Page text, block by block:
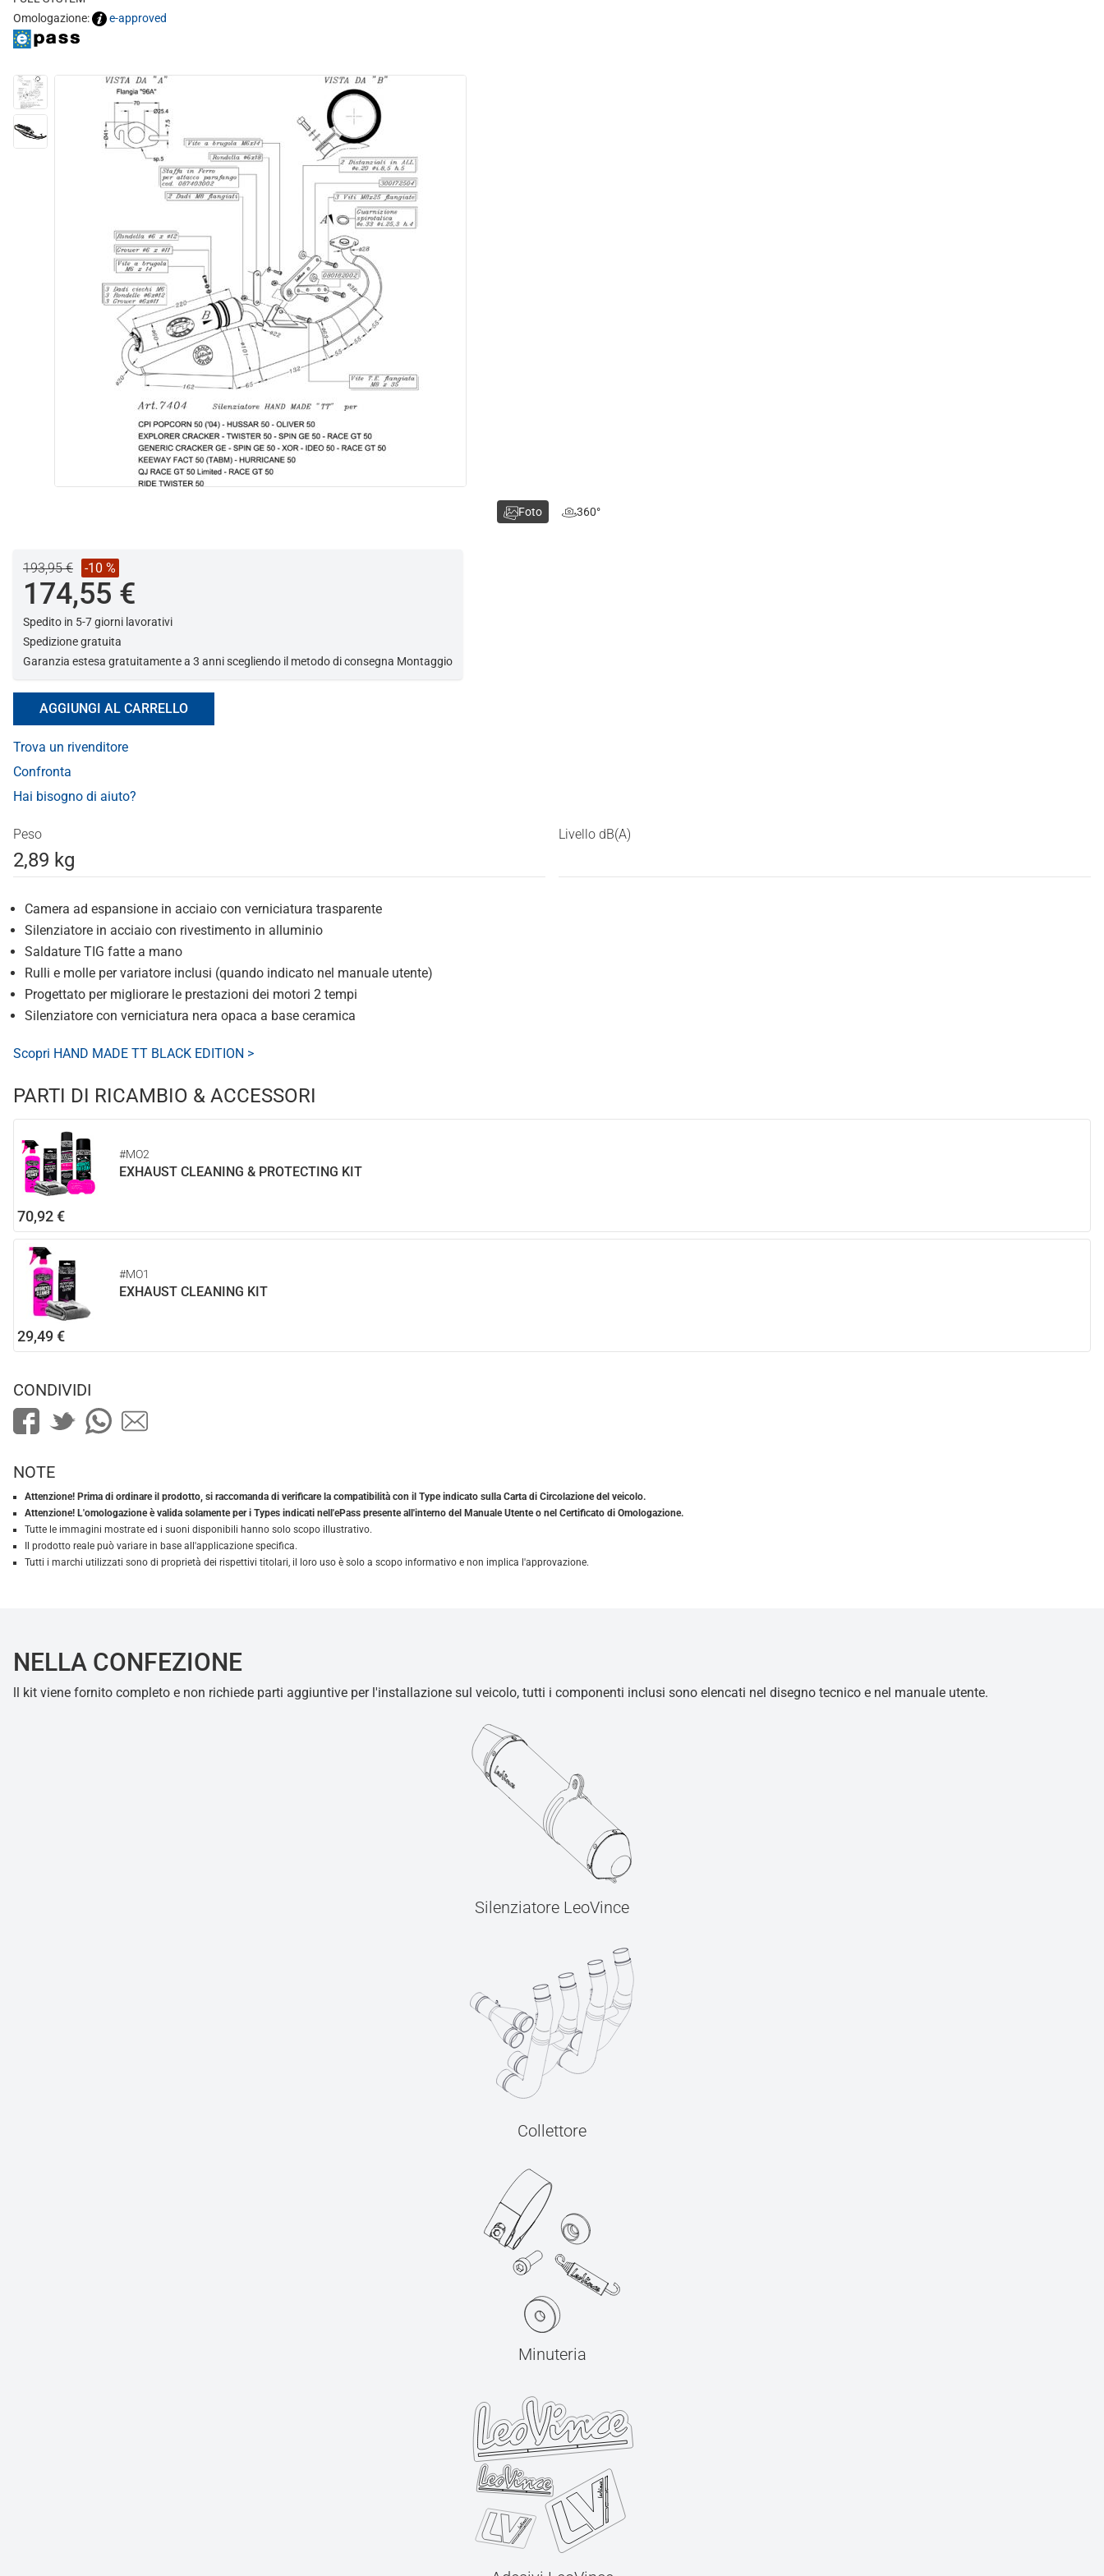
Omologazione:
e-approved
193,95 € -10 %
174,55 €
Spedito in 5-7 giorni lavorativi
Spedizione gratuita
Garanzia estesa gratuitamente a 3 anni scegliendo il metodo di consegna Montaggio
AGGIUNGI AL CARRELLO
Trova un rivenditore
Confronta
Hai bisogno di aiuto?
Peso
2,89 kg
Livello dB(A)
Camera ad espansione in acciaio con verniciatura trasparente
Silenziatore in acciaio con rivestimento in alluminio
Saldature TIG fatte a mano
Rulli e molle per variatore inclusi (quando indicato nel manuale utente)
Progettato per migliorare le prestazioni dei motori 2 tempi
Silenziatore con verniciatura nera opaca a base ceramica
Scopri HAND MADE TT BLACK EDITION >
PARTI DI RICAMBIO & ACCESSORI
#MO2
EXHAUST CLEANING & PROTECTING KIT
70,92 €
#MO1
EXHAUST CLEANING KIT
29,49 €
Foto 360°
CONDIVIDI
NOTE
Attenzione! Prima di ordinare il prodotto, si raccomanda di verificare la compatibilità con il Type indicato sulla Carta di Circolazione del veicolo.
Attenzione! L'omologazione è valida solamente per i Types indicati nell'ePass presente all'interno del Manuale Utente o nel Certificato di Omologazione.
Tutte le immagini mostrate ed i suoni disponibili hanno solo scopo illustrativo.
Il prodotto reale può variare in base all'applicazione specifica.
Tutti i marchi utilizzati sono di proprietà dei rispettivi titolari, il loro uso è solo a scopo informativo e non implica l'approvazione.
NELLA CONFEZIONE
ll kit viene fornito completo e non richiede parti aggiuntive per l'installazione sul veicolo, tutti i componenti inclusi sono elencati nel disegno tecnico e nel manuale utente.
Silenziatore LeoVince
Collettore
Minuteria